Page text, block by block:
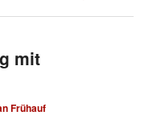
mit
Frühauf